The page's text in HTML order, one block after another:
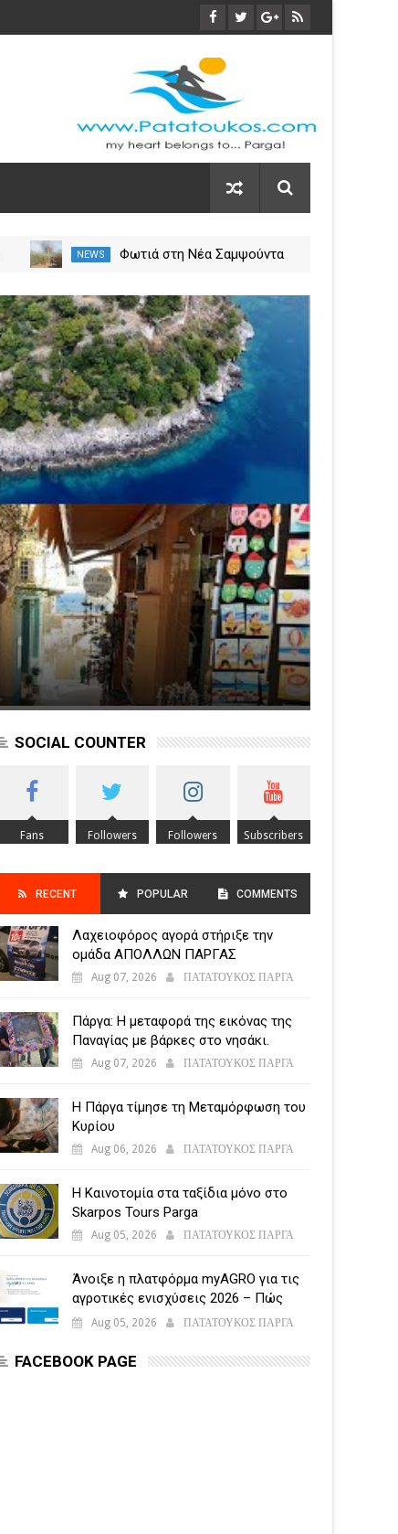
NEWS
Φωτιά στη Νέα Σαμψούντα
δυνάμεις
SOCIAL COUNTER
Fans Followers Followers Subscribers
RECENT POPULAR
POSTS
COMMENTS
Λαχειοφόρος αγορά στήριξε την
ομάδα ΑΠΟΛΛΩΝ ΠΑΡΓΑΣ
Aug 07, 2026 ΠΑΤΑΤΟΥΚΟΣ ΠΑΡΓΑ
Πάργα: Η μεταφορά της εικόνας της
Παναγίας με βάρκες στο νησάκι.
Aug 07, 2026 ΠΑΤΑΤΟΥΚΟΣ ΠΑΡΓΑ
Η Πάργα τίμησε τη Μεταμόρφωση του
Κυρίου
Aug 06, 2026 ΠΑΤΑΤΟΥΚΟΣ ΠΑΡΓΑ
Η Καινοτομία στα ταξίδια μόνο στο
Skarpos Tours Parga
Aug 05, 2026 ΠΑΤΑΤΟΥΚΟΣ ΠΑΡΓΑ
Άνοιξε η πλατφόρμα myAGRO για τις
αγροτικές ενισχύσεις 2026 – Πώς
υποβάλλεται η Ενιαία Αίτηση
Aug 05, 2026 ΠΑΤΑΤΟΥΚΟΣ ΠΑΡΓΑ
FACEBOOK PAGE